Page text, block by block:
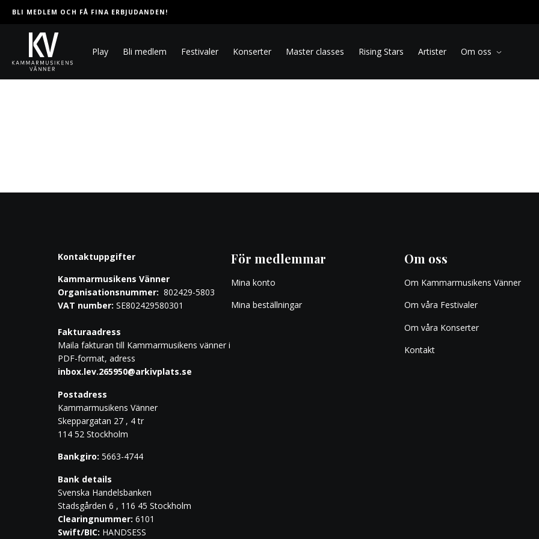
BLI MEDLEM OCH FÅ FINA ERBJUDANDEN!
Play Bli medlem Festivaler Konserter Master classes Rising Stars Artister Om oss
Kontaktuppgifter
Kammarmusikens Vänner
Organisationsnummer: 802429-5803
VAT number: SE802429580301
Fakturaadress
Maila fakturan till Kammarmusikens vänner i
PDF-format, adress
inbox.lev.265950@arkivplats.se
Postadress
Kammarmusikens Vänner
Skeppargatan 27 , 4 tr
114 52 Stockholm
Bankgiro: 5663-4744
Bank details
Svenska Handelsbanken
Stadsgården 6 , 116 45 Stockholm
Clearingnummer: 6101
Swift/BIC: HANDSESS
För medlemmar
Mina konto
Mina beställningar
Om oss
Om Kammarmusikens Vänner
Om våra Festivaler
Om våra Konserter
Kontakt